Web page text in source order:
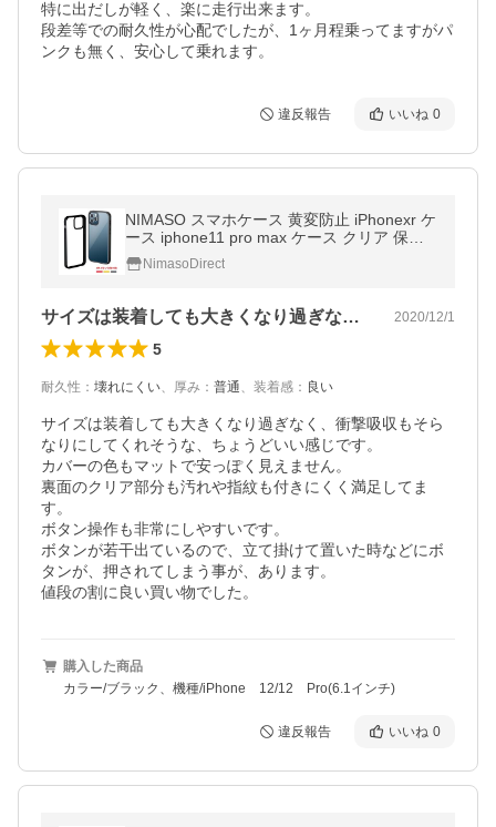
特に出だしが軽く、楽に走行出来ます。
段差等での耐久性が心配でしたが、1ヶ月程乗ってますがパ
ンクも無く、安心して乗れます。
違反報告 いいね 0
NIMASO スマホケース 黄変防止 iPhonexr ケ
ース iphone11 pro max ケース クリア 保護
カバー 透明 耐衝撃 【在庫処分セール】
NimasoDirect
サイズは装着しても大きくなり過ぎなく、… 2020/12/1
5
耐久性 ： 壊れにくい、 厚み ： 普通、 装着感 ： 良い
サイズは装着しても大きくなり過ぎなく、衝撃吸収もそら
なりにしてくれそうな、ちょうどいい感じです。
カバーの色もマットで安っぽく見えません。
裏面のクリア部分も汚れや指紋も付きにくく満足してま
す。
ボタン操作も非常にしやすいです。
ボタンが若干出ているので、立て掛けて置いた時などにボ
タンが、押されてしまう事が、あります。
値段の割に良い買い物でした。
購入した商品
カラー/ブラック、機種/iPhone 12/12 Pro(6.1インチ)
違反報告 いいね 0